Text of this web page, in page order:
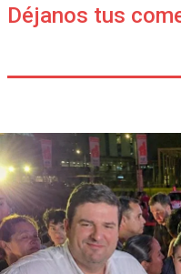
Déjanos tus